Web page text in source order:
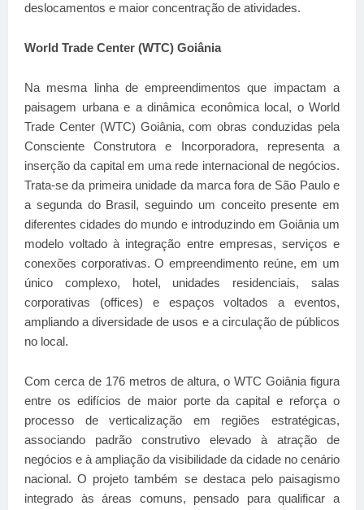
deslocamentos e maior concentração de atividades.
World Trade Center (WTC) Goiânia
Na mesma linha de empreendimentos que impactam a
paisagem urbana e a dinâmica econômica local, o World
Trade Center (WTC) Goiânia, com obras conduzidas pela
Consciente Construtora e Incorporadora, representa a
inserção da capital em uma rede internacional de negócios.
Trata-se da primeira unidade da marca fora de São Paulo e
a segunda do Brasil, seguindo um conceito presente em
diferentes cidades do mundo e introduzindo em Goiânia um
modelo voltado à integração entre empresas, serviços e
conexões corporativas. O empreendimento reúne, em um
único complexo, hotel, unidades residenciais, salas
corporativas (offices) e espaços voltados a eventos,
ampliando a diversidade de usos e a circulação de públicos
no local.
Com cerca de 176 metros de altura, o WTC Goiânia figura
entre os edifícios de maior porte da capital e reforça o
processo de verticalização em regiões estratégicas,
associando padrão construtivo elevado à atração de
negócios e à ampliação da visibilidade da cidade no cenário
nacional. O projeto também se destaca pelo paisagismo
integrado às áreas comuns, pensado para qualificar a